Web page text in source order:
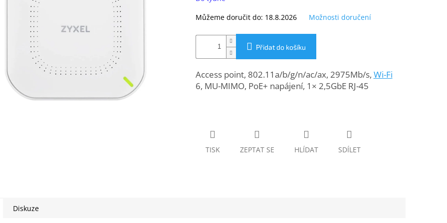
Můžeme doručit do: 18.8.2026 Možnosti doručení
Přidat do košíku
Access point, 802.11a/b/g/n/ac/ax, 2975Mb/s, Wi-Fi
6, MU-MIMO, PoE+ napájení, 1× 2,5GbE RJ-45
TISK ZEPTAT SE HLÍDAT SDÍLET
Diskuze